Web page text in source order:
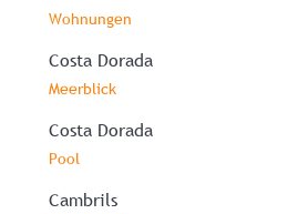
Wohnungen
Costa Dorada
Meerblick
Costa Dorada
Pool
Cambrils